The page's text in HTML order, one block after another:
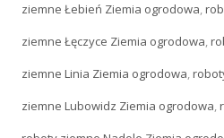
ziemne Łebień Ziemia ogrodowa,
ziemne Łęczyce Ziemia ogrodowa,
ziemne Linia Ziemia ogrodowa,
ziemne Lubowidz Ziemia ogrodowa,